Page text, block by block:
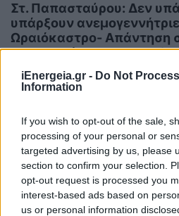
iEnergeia.gr - Do Not
Information
If you wish to opt-out of the sale,
processing of your personal or
targeted advertising by us, please
section to confirm your selection.
opt-out request is processed you
interest-based ads based on
us or personal information
Στ. Παπασταύρου: Δεν
υπάρξουν
Ωραιόκαστρο- Απάντηση
συνωμοσίας και
14/07/2026 - 08:19